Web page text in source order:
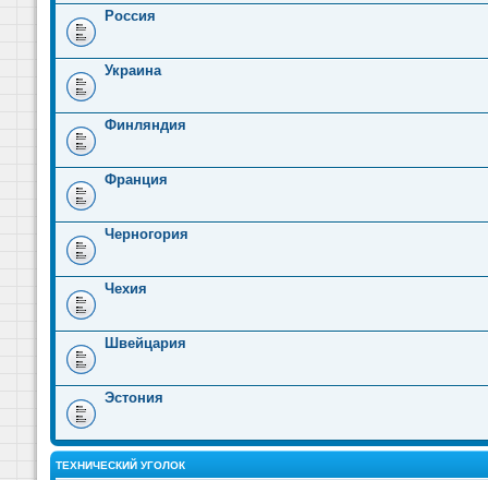
Россия
Украина
Финляндия
Франция
Черногория
Чехия
Швейцария
Эстония
ТЕХНИЧЕСКИЙ УГОЛОК